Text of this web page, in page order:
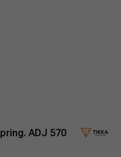
ADJ 570